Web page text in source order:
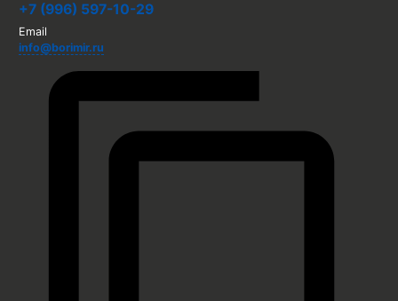
+7 (996) 597-10-29
Email
info@borimir.ru